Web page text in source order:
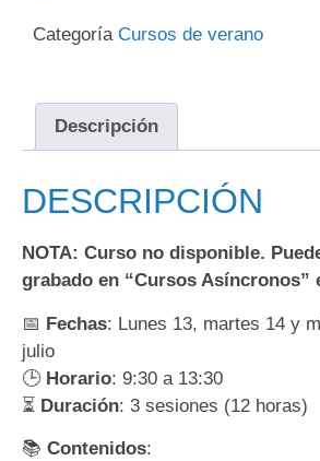
Descripción
DESCRIPCIÓN
NOTA: Curso no disponible.
grabado en “Cursos Asíncronos”
📅 Fechas: Lunes 13, martes 14 y
julio
🕒 Horario: 9:30 a 13:30
⏳ Duración: 3 sesiones (12 horas)
📚 Contenidos:
Categoría Cursos de verano